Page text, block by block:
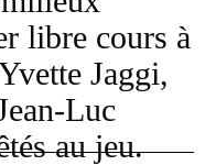
libre cours à
Jaggi,
Luc
au jeu.